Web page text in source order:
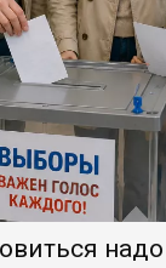
надо